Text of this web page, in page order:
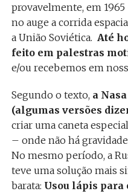
provavelmente, em
no auge a corrida
a União Soviética. Até
feito em palestras
e/ou recebemos em
Segundo o texto, a
(algumas versões
criar uma caneta
– onde não há
No mesmo período, a
teve uma solução mais
barata: Usou lápis para